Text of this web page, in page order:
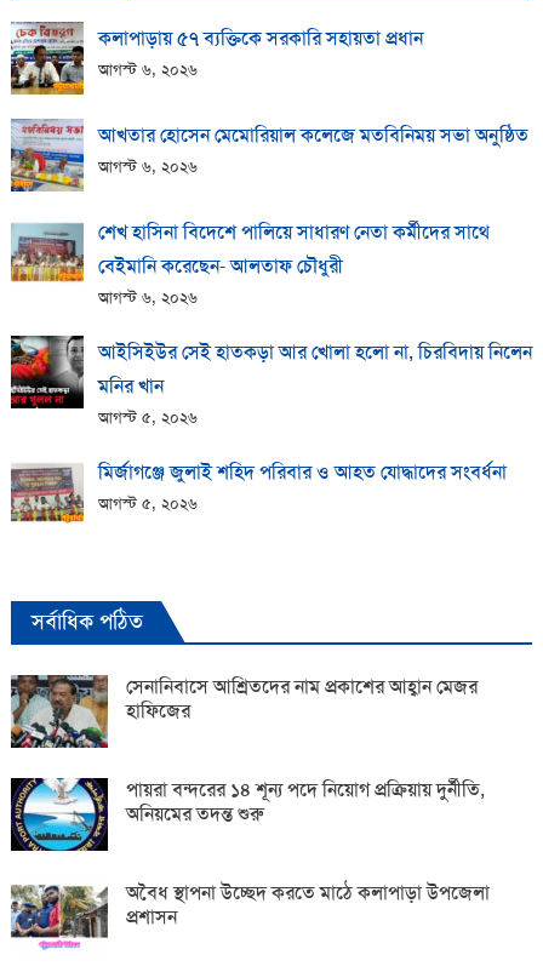
কলাপাড়ায় ​৫৭ ব্যক্তিকে সরকারি সহায়তা প্রধান
আগস্ট ৬, ২০২৬
আখতার হোসেন মেমোরিয়াল কলেজে মতবিনিময় সভা অনুষ্ঠিত
আগস্ট ৬, ২০২৬
শেখ হাসিনা বিদেশে পালিয়ে সাধারণ নেতা কর্মীদের সাথে
বেইমানি করেছেন- আলতাফ চৌধুরী
আগস্ট ৬, ২০২৬
আইসিইউর সেই হাতকড়া আর খোলা হলো না, চিরবিদায় নিলেন
মনির খান
আগস্ট ৫, ২০২৬
মির্জাগঞ্জে জুলাই শহিদ পরিবার ও আহত যোদ্ধাদের সংবর্ধনা
আগস্ট ৫, ২০২৬
সর্বাধিক পঠিত
সেনানিবাসে আশ্রিতদের নাম প্রকাশের আহ্বান মেজর
হাফিজের
পায়রা বন্দরের ১৪ শূন্য পদে নিয়োগ প্রক্রিয়ায় দুর্নীতি,
অনিয়মের তদন্ত শুরু
অবৈধ স্থাপনা উচ্ছেদ করতে মাঠে কলাপাড়া উপজেলা
প্রশাসন